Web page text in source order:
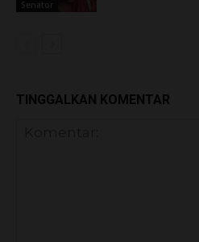
Senator
TINGGALKAN KOMENTAR